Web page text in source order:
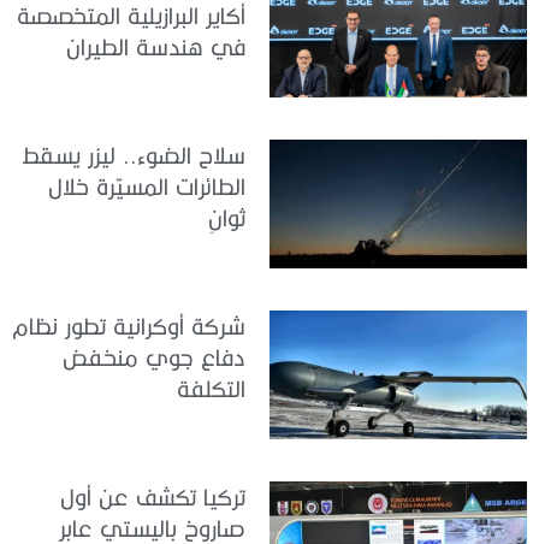
أكاير البرازيلية المتخصصة
في هندسة الطيران
سلاح الضوء.. ليزر يسقط
الطائرات المسيّرة خلال
ثوانٍ
شركة أوكرانية تطور نظام
دفاع جوي منخفض
التكلفة
تركيا تكشف عن أول
صاروخ باليستي عابر